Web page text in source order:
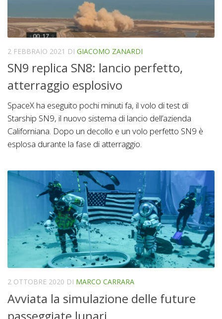
2 FEBBRAIO 2021 DI GIACOMO ZANARDI
SN9 replica SN8: lancio perfetto,
atterraggio esplosivo
SpaceX ha eseguito pochi minuti fa, il volo di test di
Starship SN9, il nuovo sistema di lancio dell’azienda
Californiana. Dopo un decollo e un volo perfetto SN9 è
esplosa durante la fase di atterraggio.
2 OTTOBRE 2020 DI MARCO CARRARA
Avviata la simulazione delle future
passeggiate lunari